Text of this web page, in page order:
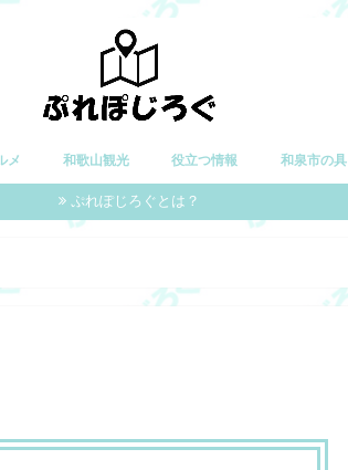
メ 和歌山観光 役立つ情報 和泉市の具
ぷれぽじろぐとは？